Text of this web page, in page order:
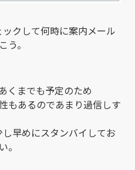
クして何時に案内メール
。
くまでも予定のため
もあるのであまり過信しす
早めにスタンバイしてお
。